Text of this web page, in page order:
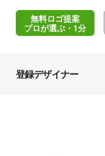
無料ロゴ提案
プロが選ぶ・1分
登録デザイナー